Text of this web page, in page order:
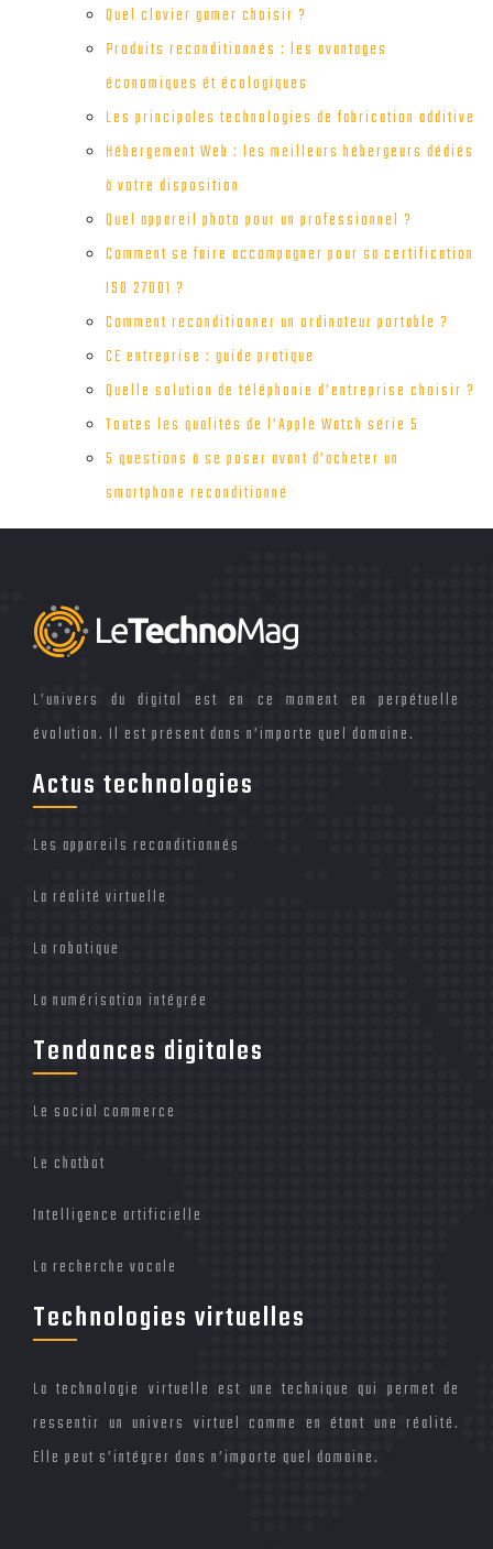
Quel clavier gamer choisir ?
Produits reconditionnés : les avantages
économiques ét écologiques
Les principales technologies de fabrication additive
Hébergement Web : les meilleurs hébergeurs dédiés
à votre disposition
Quel appareil photo pour un professionnel ?
Comment se faire accompagner pour sa certification
ISO 27001 ?
Comment reconditionner un ordinateur portable ?
CE entreprise : guide pratique
Quelle solution de téléphonie d’entreprise choisir ?
Toutes les qualités de l’Apple Watch série 5
5 questions à se poser avant d’acheter un
smartphone reconditionné
L’univers du digital est en ce moment en perpétuelle
évolution. Il est présent dans n’importe quel domaine.
Actus technologies
Les appareils reconditionnés
La réalité virtuelle
La robotique
La numérisation intégrée
Tendances digitales
Le social commerce
Le chatbot
Intelligence artificielle
La recherche vocale
Technologies virtuelles
La technologie virtuelle est une technique qui permet de
ressentir un univers virtuel comme en étant une réalité.
Elle peut s’intégrer dans n’importe quel domaine.